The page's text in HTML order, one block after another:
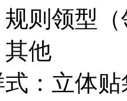
则领型（
他
：立体贴